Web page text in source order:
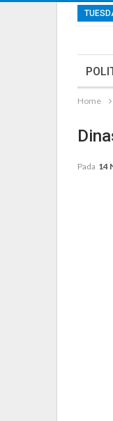
Home
Pada 14